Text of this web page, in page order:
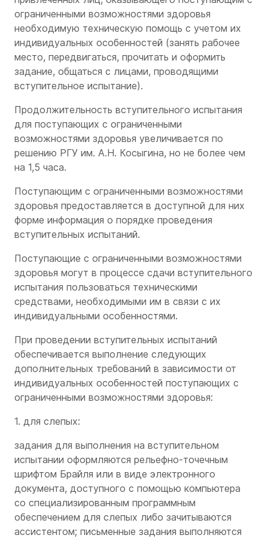
ограниченными возможностями здоровья
необходимую техническую помощь с учетом их
индивидуальных особенностей (занять рабочее
место, передвигаться, прочитать и оформить
задание, общаться с лицами, проводящими
вступительное испытание).
Продолжительность вступительного испытания
для поступающих с ограниченными
возможностями здоровья увеличивается по
решению РГУ им. А.Н. Косыгина, но не более чем
на 1,5 часа.
Поступающим с ограниченными возможностями
здоровья предоставляется в доступной для них
форме информация о порядке проведения
вступительных испытаний.
Поступающие с ограниченными возможностями
здоровья могут в процессе сдачи вступительного
испытания пользоваться техническими
средствами, необходимыми им в связи с их
индивидуальными особенностями.
При проведении вступительных испытаний
обеспечивается выполнение следующих
дополнительных требований в зависимости от
индивидуальных особенностей поступающих с
ограниченными возможностями здоровья:
1. для слепых:
задания для выполнения на вступительном
испытании оформляются рельефно-точечным
шрифтом Брайля или в виде электронного
документа, доступного с помощью компьютера
со специализированным программным
обеспечением для слепых либо зачитываются
ассистентом; письменные задания выполняются